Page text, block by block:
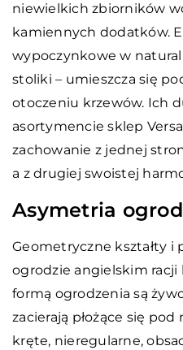
niewielkich zbiorników
kamiennych dodatków.
wypoczynkowe w
stoliki – umieszcza się
otoczeniu krzewów. Ich
asortymencie sklep
zachowanie z jednej
a z drugiej swoistej
Asymetria
Geometryczne kształty i
ogrodzie angielskim
formą ogrodzenia są
zacierają płożące się pod
kręte, nieregularne,